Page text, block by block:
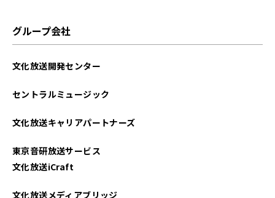
グループ会社
文化放送開発センター
セントラルミュージック
文化放送キャリアパートナーズ
東京音研放送サービス
文化放送iCraft
文化放送メディアブリッジ